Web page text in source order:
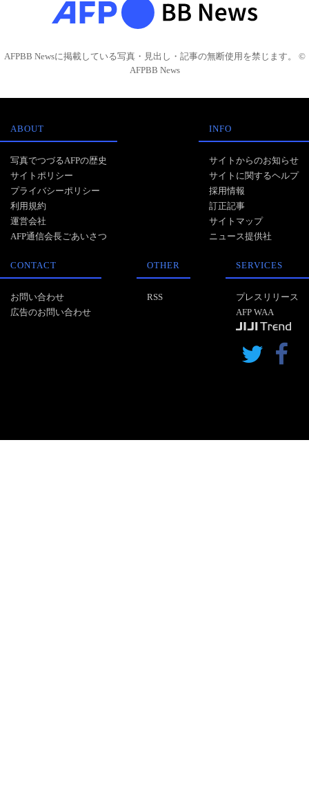
AFPBB Newsに掲載している写真・見出し・記事の無断使用を禁じます。 ©
AFPBB News
ABOUT
写真でつづるAFPの歴史
サイトポリシー
プライバシーポリシー
利用規約
運営会社
AFP通信会長ごあいさつ
INFO
サイトからのお知らせ
サイトに関するヘルプ
採用情報
訂正記事
サイトマップ
ニュース提供社
CONTACT
お問い合わせ
広告のお問い合わせ
OTHER
RSS
SERVICES
プレスリリース
AFP WAA